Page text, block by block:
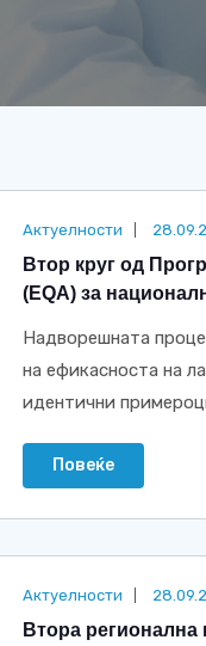
Актуелности
Втор круг од
(EQA) за
Надворешната
на ефикасноста на
идентични
Повеќе
Актуелности
Втора регионална